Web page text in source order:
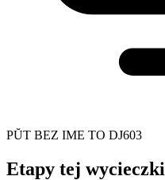
PŬT BEZ IME TO DJ603
Etapy tej wycieczki